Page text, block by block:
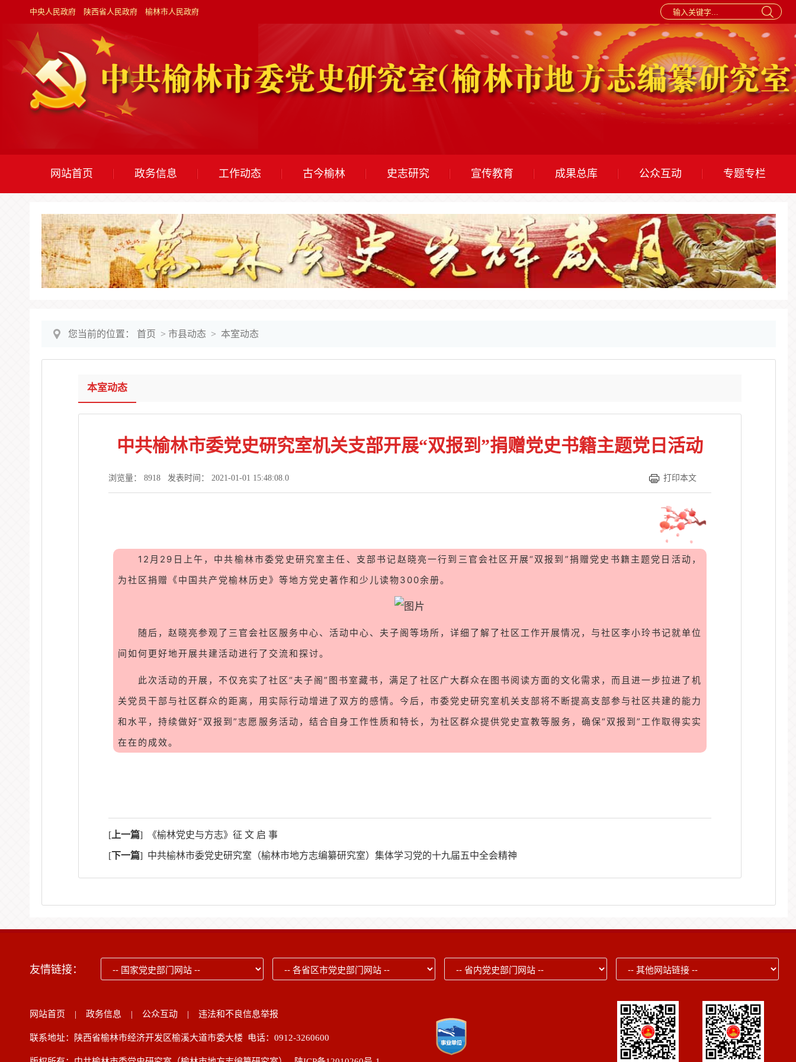
中央人民政府 陕西省人民政府 榆林市人民政府
网站首页 政务信息 工作动态 古今榆林 史志研究 宣传教育 成果总库 公众互动 专题专栏
您当前的位置： 首页 > 市县动态 > 本室动态
本室动态
中共榆林市委党史研究室机关支部开展“双报到”捐赠党史书籍主题党日活动
浏览量： 8918 发表时间： 2021-01-01 15:48:08.0 打印本文
12月29日上午，中共榆林市委党史研究室主任、支部书记赵晓亮一行到三官会社区开展“双报到”捐赠党史书籍主题党日活动，
为社区捐赠《中国共产党榆林历史》等地方党史著作和少儿读物300余册。
随后，赵晓亮参观了三官会社区服务中心、活动中心、夫子阁等场所，详细了解了社区工作开展情况，与社区李小玲书记就单位
间如何更好地开展共建活动进行了交流和探讨。
此次活动的开展，不仅充实了社区“夫子阁”图书室藏书，满足了社区广大群众在图书阅读方面的文化需求，而且进一步拉进了机
关党员干部与社区群众的距离，用实际行动增进了双方的感情。今后，市委党史研究室机关支部将不断提高支部参与社区共建的能力
和水平，持续做好“双报到”志愿服务活动，结合自身工作性质和特长，为社区群众提供党史宣教等服务，确保“双报到”工作取得实实
在在的成效。
[ 上一篇] 《榆林党史与方志》征 文 启 事
[下一篇] 中共榆林市委党史研究室（榆林市地方志编纂研究室）集体学习党的十九届五中全会精神
友情链接：
网站首页 | 政务信息 | 公众互动 | 违法和不良信息举报
联系地址：陕西省榆林市经济开发区榆溪大道市委大楼 电话：0912-3260600